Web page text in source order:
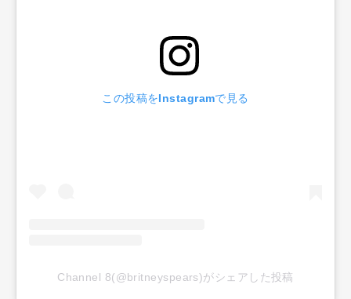
この投稿をInstagramで見る
Channel 8(@britneyspears)がシェアした投稿